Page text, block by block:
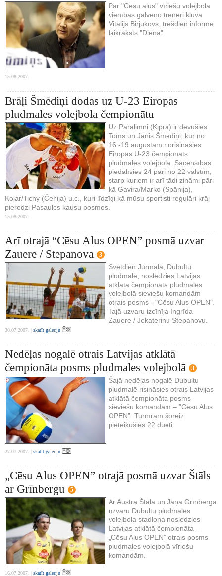
Par "Cēsu alus" vīriešu volejbola
vienības galveno treneri kļuva
Vitālijs Birjukovs, trešdien informē
laikraksts "Diena".
15.08.2007.
Brāļi Šmēdiņi dodas uz U-23 Eiropas
pludmales volejbola čempionātu
Uz Paralimni (Kipra) ir devušies
Toms un Jānis Šmēdiņi, kur no
16.-19.augustam norisināsies
Eiropas U-23 čempionāts
pludmales volejbolā. Sacensībās
piedalīsies 24 pāri no 22 valstīm,
starp kuriem ir arī tādi zināmi pāri
kā Gavira/Marko (Spānija),
Kolar/Tichy (Čehija) u.c., kuri līdzīgi kā mūsu sportisti regulāri krāj
pieredzi Pasaules kausu posmos.
15.08.2007.
Arī otrajā “Cēsu Alus OPEN” posmā uzvar
Zauere / Stepanova
3
Svētdien Jūrmalā, Dubultu
pludmalē, noslēdzies Latvijas
atklātā čempionāta pludmales
volejbolā sieviešu komandām
otrais posms - "Cēsu Alus OPEN".
Tajā uzvaru izcīnīja Ingrīda
Zauere / Jekaterinu Stepanovu.
30.07.2007. | skatīt galeriju
Nedēļas nogalē otrais Latvijas atklātā
čempionāta posms pludmales volejbolā
3
Šajā nedēļas nogalē Dubultu
pludmalē risināsies otrais Latvijas
atklātā čempionāta posms
sieviešu komandām – ”Cēsu Alus
OPEN”. Turnīram šoreiz
pieteikušies 22 dueti.
27.07.2007. | skatīt galeriju
„Cēsu Alus OPEN” otrajā posmā uzvar Štāls
ar Grīnbergu
5
Ar Austra Štāla un Jāņa Grīnberga
uzvaru Dubultu pludmales
volejbola stadionā noslēdzies
Latvijas atklātā čempionāta –
„Cēsu Alus OPEN” otrais posms
pludmales volejbolā vīriešu
komandām.
16.07.2007. | skatīt galeriju